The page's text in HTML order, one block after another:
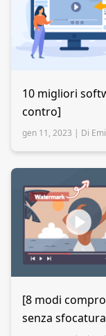
10 migliori
contro]
gen 11, 2023 | Di
[8 modi
senza sfocatura